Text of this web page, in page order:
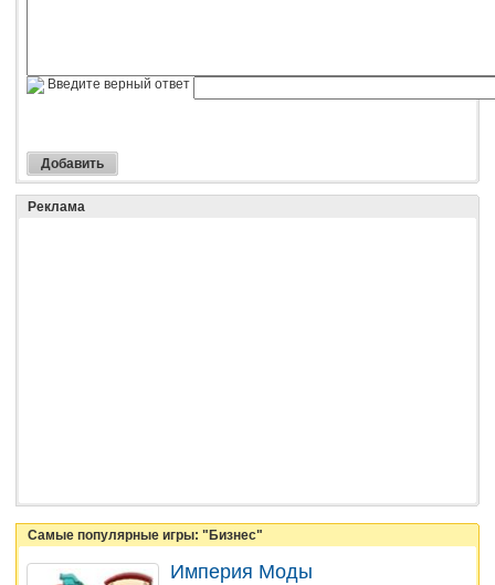
Введите верный ответ
Реклама
Самые популярные игры: "Бизнес"
Империя Моды